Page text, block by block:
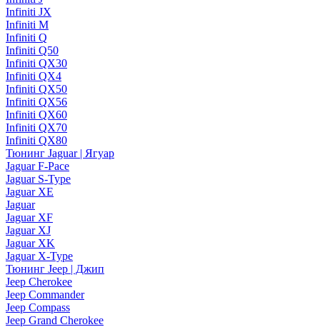
Infiniti JX
Infiniti M
Infiniti Q
Infiniti Q50
Infiniti QX30
Infiniti QX4
Infiniti QX50
Infiniti QX56
Infiniti QX60
Infiniti QX70
Infiniti QX80
Тюнинг Jaguar | Ягуар
Jaguar F-Pace
Jaguar S-Type
Jaguar XE
Jaguar
Jaguar XF
Jaguar XJ
Jaguar XK
Jaguar X-Type
Тюнинг Jeep | Джип
Jeep Cherokee
Jeep Commander
Jeep Compass
Jeep Grand Cherokee